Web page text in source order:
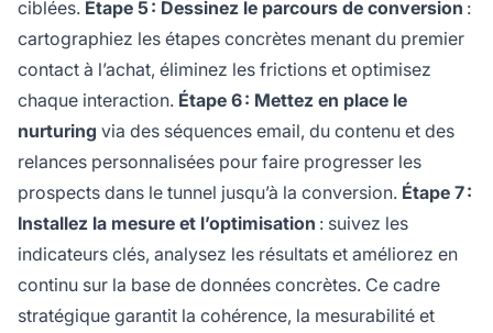
ciblées. Étape 5 : Dessinez le parcours de conversion :
cartographiez les étapes concrètes menant du premier
contact à l’achat, éliminez les frictions et optimisez
chaque interaction. Étape 6 : Mettez en place le
nurturing via des séquences email, du contenu et des
relances personnalisées pour faire progresser les
prospects dans le tunnel jusqu’à la conversion. Étape 7 :
Installez la mesure et l’optimisation : suivez les
indicateurs clés, analysez les résultats et améliorez en
continu sur la base de données concrètes. Ce cadre
stratégique garantit la cohérence, la mesurabilité et